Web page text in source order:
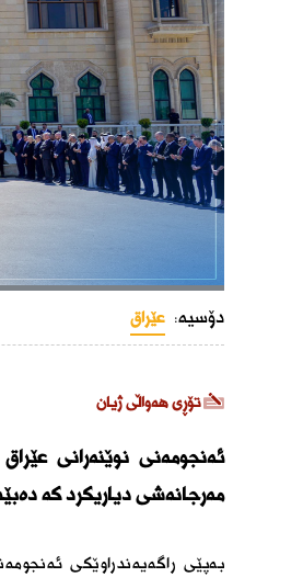
دۆسیە: عێراق
تۆڕی هەواڵی ژیان
ئەنجومەنی نوێنەرانی
مەرجانەشی دیاریکرد کە